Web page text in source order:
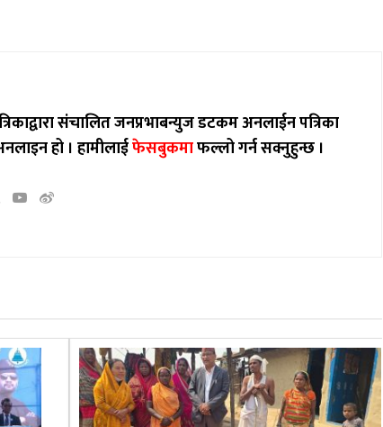
संचालित जनप्रभाबन्युज डटकम अनलाईन पत्रिका
हो ।हामीलाईफेसबुकमाफल्लो गर्न सक्नुहुन्छ ।